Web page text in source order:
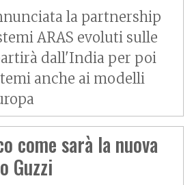
la partnership
ARAS evoluti sulle
dall'India per poi
anche ai modelli
come sarà la nuova
Guzzi